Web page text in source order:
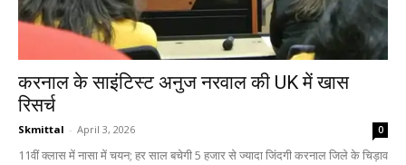
करनाल के साइंटिस्ट अनुज नरवाल की UK में खास
रिसर्च
Skmittal - April 3, 2026 0
11वीं क्लास में नासा में चयन; हर साल बचेगी 5 हजार से ज्यादा जिंदगी करनाल जिले के चिड़ाव